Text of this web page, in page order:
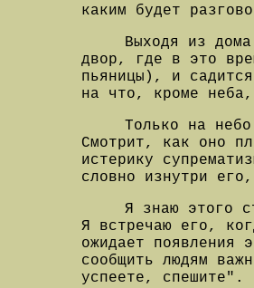
каким будет
Выходя из
двор, где в это
пьяницы), и
на что, кроме
Только на
Смотрит, как оно
истерику
словно изнутри
Я знаю этого
Я встречаю его,
ожидает появления
сообщить людям
успеете, спешите".